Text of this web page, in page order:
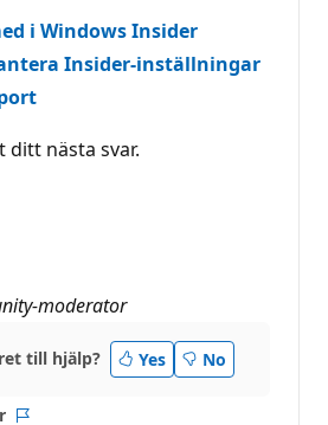
i Windows Insider
Insider-inställningar
ditt nästa svar.
moderator
till hjälp? Yes No